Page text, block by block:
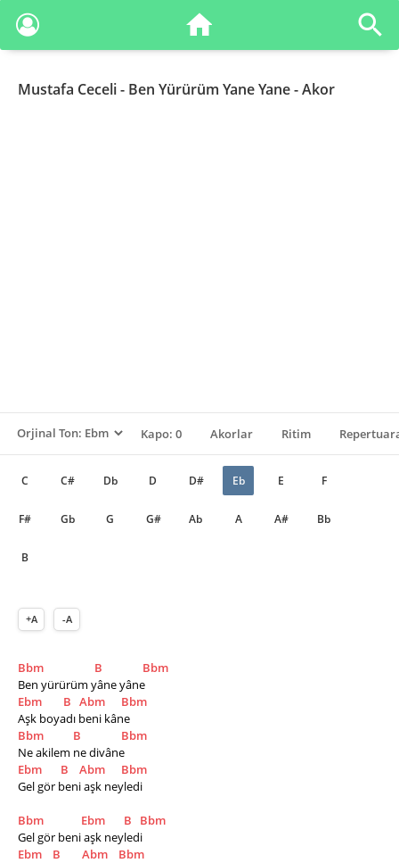
Mustafa Ceceli- Ben Yürürüm Yane Yane - Akor
Kapo: 0 Akorlar Ritim
C C# Db D D# Eb E F
F# Gb G G# Ab A A# Bb
B
+A -A
Bbm B
Bbm
Ben yürürüm yâne yâne
Ebm
B Abm
Bbm
Aşk boyadı beni kâne
Bbm
B
Bbm
Ne akilem ne divâne
Ebm
B Abm
Bbm
Gel gör beni aşk neyledi
Bbm Ebm B
Bbm
Gel gör beni aşk neyledi
Ebm
B Abm
Bbm